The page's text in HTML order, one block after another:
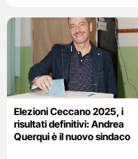
Elezioni Ceccano 2025, i
risultati definitivi: Andrea
Querqui è il nuovo sindaco